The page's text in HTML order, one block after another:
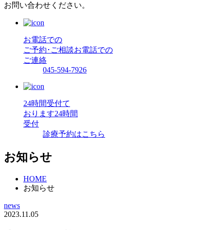
お問い合わせください。
お電話での
ご予約･ご相談お電話での
ご連絡
045-594-7926
24時間受付て
おります24時間
受付
診療予約はこちら
お知らせ
HOME
お知らせ
news
2023.11.05